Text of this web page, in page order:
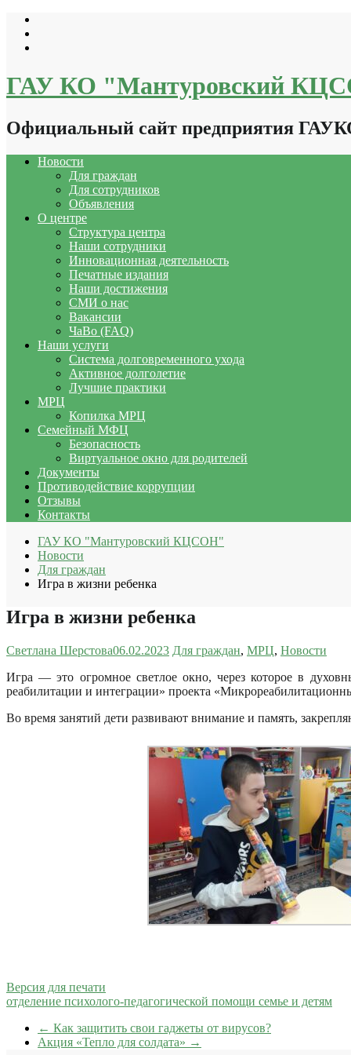
Перейти
содержимому
ГАУ КО "Мантуровский
Официальный сайт предприятия
Новости
Для граждан
Для сотрудников
Объявления
О центре
Структура центра
Наши сотрудники
Инновационная деятельность
Печатные издания
Наши достижения
СМИ о нас
Вакансии
ЧаВо (FAQ)
Наши услуги
Система долговременного ухода
Активное долголетие
Лучшие практики
МРЦ
Копилка МРЦ
Семейный МФЦ
Безопасность
Виртуальное окно для родителей
Документы
Противодействие коррупции
Отзывы
Контакты
ГАУ КО "Мантуровский КЦСОН"
Новости
Для граждан
Игра в жизни ребенка
Игра в жизни ребенка
Светлана Шерстова06.02.2023 Для граждан, МРЦ, Новости
Игра — это огромное светлое окно, через которое в
реабилитации и интеграции» проекта
Во время занятий дети развивают внимание и память,
Версия для печати
отделение психолого-педагогической помощи семье и детям
← Как защитить свои гаджеты от вирусов?
Акция «Тепло для солдата» →